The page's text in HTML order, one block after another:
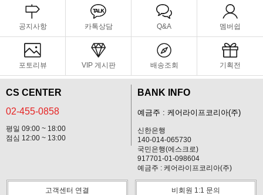
공지사항 카톡상담 Q&A 멤버쉽
포토리뷰 VIP 게시판 배송조회 기획전
CS CENTER
02-455-0858
평일 09:00 ~ 18:00
점심 12:00 ~ 13:00
BANK INFO
예금주 : 케어라이프코리아(주)
신한은행
140-014-065730
국민은행(에스크로)
917701-01-098604
예금주 : 케어라이프코리아(주)
고객센터 연결 비회원 1:1 문의